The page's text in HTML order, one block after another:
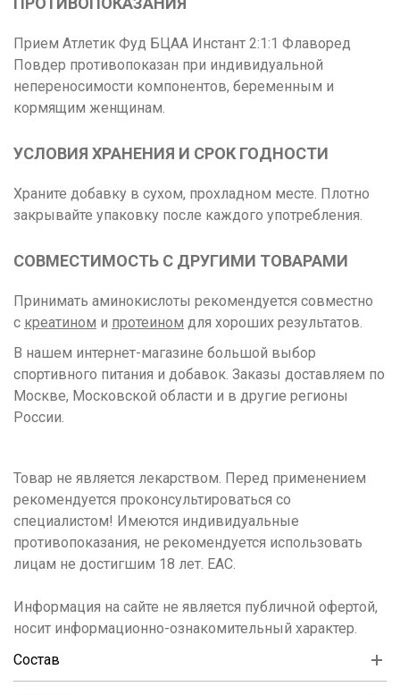
Прием Атлетик Фуд БЦАА Инстант 2:1:1 Флаворед
Повдер противопоказан при индивидуальной
непереносимости компонентов, беременным и
кормящим женщинам.
УСЛОВИЯ ХРАНЕНИЯ И СРОК ГОДНОСТИ
Храните добавку в сухом, прохладном месте. Плотно
закрывайте упаковку после каждого употребления.
СОВМЕСТИМОСТЬ С ДРУГИМИ ТОВАРАМИ
Принимать аминокислоты рекомендуется совместно
с креатином и протеином для хороших результатов.
В нашем интернет-магазине большой выбор
спортивного питания и добавок. Заказы доставляем по
Москве, Московской области и в другие регионы
России.
Товар не является лекарством. Перед применением
рекомендуется проконсультироваться со
специалистом! Имеются индивидуальные
противопоказания, не рекомендуется использовать
лицам не достигшим 18 лет. ЕАС.
Информация на сайте не является публичной офертой,
носит информационно-ознакомительный характер.
Состав